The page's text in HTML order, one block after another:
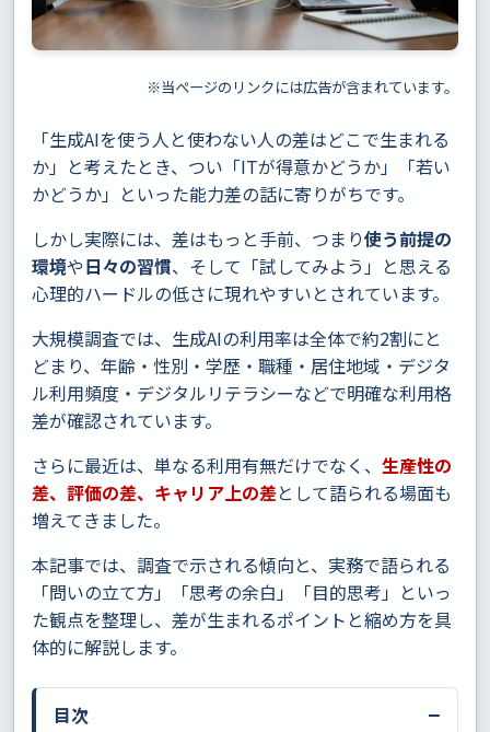
※当ページのリンクには広告が含まれています。
「生成AIを使う人と使わない人の差はどこで生まれる
か」と考えたとき、つい「ITが得意かどうか」「若い
かどうか」といった能力差の話に寄りがちです。
しかし実際には、差はもっと手前、つまり使う前提の
環境や日々の習慣、そして「試してみよう」と思える
心理的ハードルの低さに現れやすいとされています。
大規模調査では、生成AIの利用率は全体で約2割にと
どまり、年齢・性別・学歴・職種・居住地域・デジタ
ル利用頻度・デジタルリテラシーなどで明確な利用格
差が確認されています。
さらに最近は、単なる利用有無だけでなく、 生産性の
差、評価の差、キャリア上の差として語られる場面も
増えてきました。
本記事では、調査で示される傾向と、実務で語られる
「問いの立て方」「思考の余白」「目的思考」といっ
た観点を整理し、差が生まれるポイントと縮め方を具
体的に解説します。
目次 −